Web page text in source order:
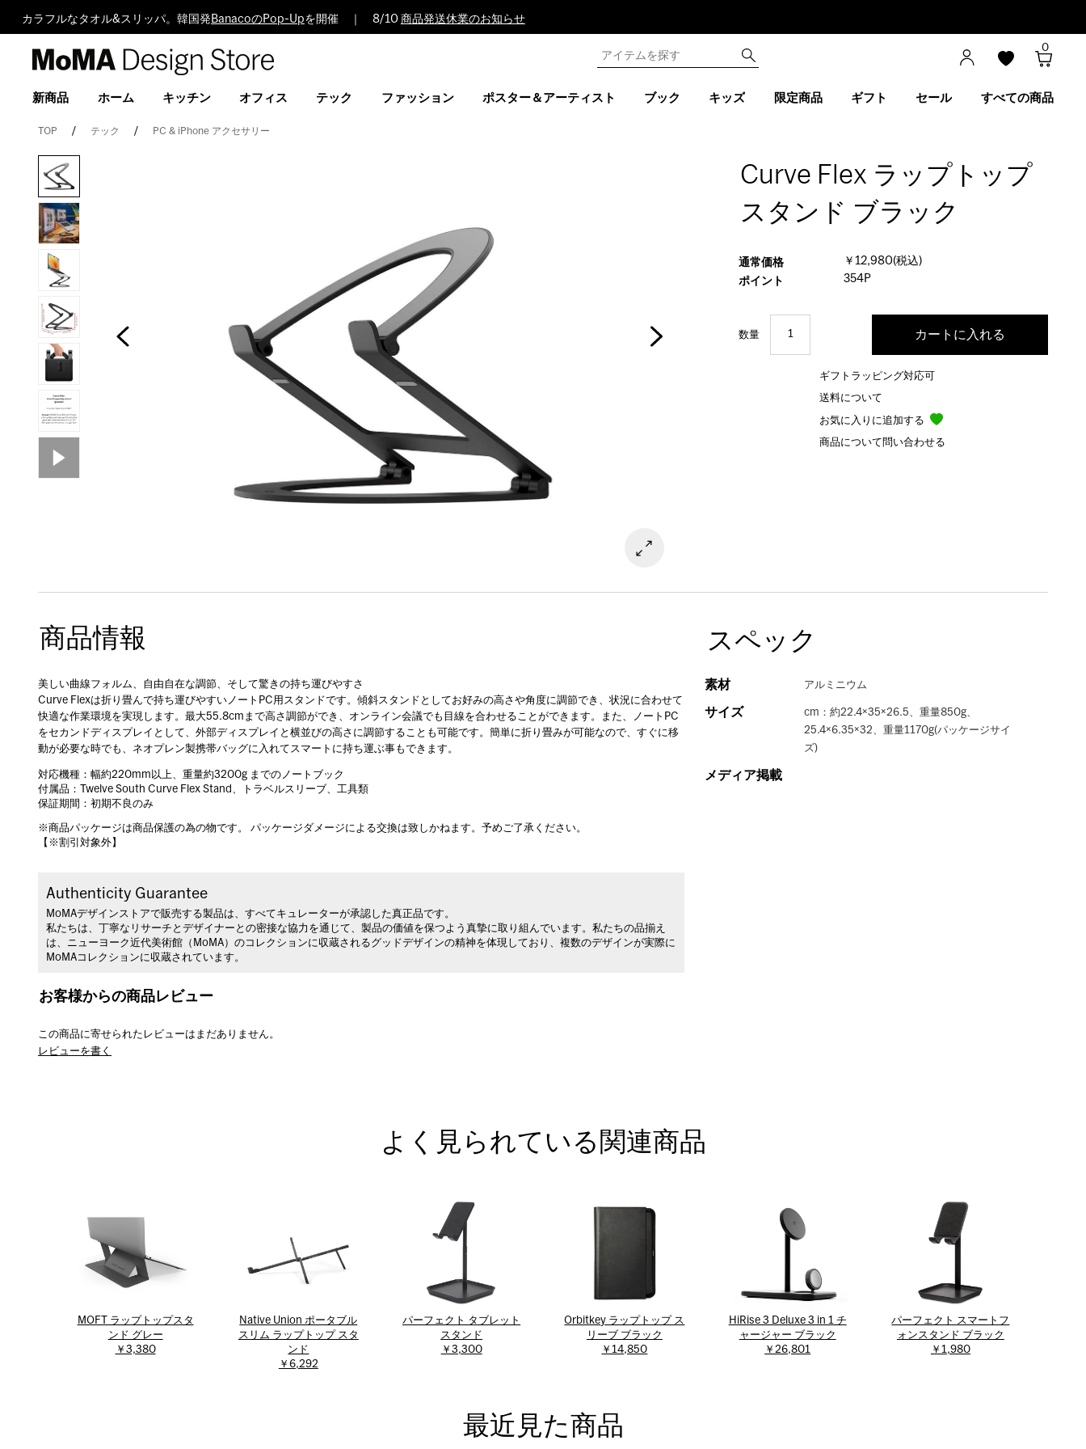
カラフルなタオル&スリッパ。韓国発 BanacoのPop-Upを開催 ｜ 8/10 商品発送休業のお知らせ
Design
0
新商品 ホーム キッチン オフィス テック ファッション ポスター＆アーティスト ブック キッズ 限定商品 ギフト セール すべての商品
TOP テック PC & iPhone アクセサリー
Curve Flex ラップトップ
スタンド ブラック
通常価格
￥12,980(税込)
ポイント
354P
数量
ギフトラッピング対応可
送料について
お気に入りに追加する
商品について問い合わせる
商品情報
美しい曲線フォルム、自由自在な調節、そして驚きの持ち運びやすさ
Curve Flexは折り畳んで持ち運びやすいノートPC用スタンドです。傾斜スタンドとしてお好みの高さや角度に調節でき、状況に合わせて
快適な作業環境を実現します。最大55.8cmまで高さ調節ができ、オンライン会議でも目線を合わせることができます。また、ノートPC
をセカンドディスプレイとして、外部ディスプレイと横並びの高さに調節することも可能です。簡単に折り畳みが可能なので、すぐに移
動が必要な時でも、ネオプレン製携帯バッグに入れてスマートに持ち運ぶ事もできます。
対応機種：幅約220mm以上、重量約3200g までのノートブック
付属品：Twelve South Curve Flex Stand、トラベルスリーブ、工具類
保証期間：初期不良のみ
※商品パッケージは商品保護の為の物です。 パッケージダメージによる交換は致しかねます。予めご了承ください。
【※割引対象外】
Authenticity Guarantee
MoMAデザインストアで販売する製品は、すべてキュレーターが承認した真正品です。
私たちは、丁寧なリサーチとデザイナーとの密接な協力を通じて、製品の価値を保つよう真摯に取り組んでいます。私たちの品揃え
は、ニューヨーク近代美術館（MoMA）のコレクションに収蔵されるグッドデザインの精神を体現しており、複数のデザインが実際に
MoMAコレクションに収蔵されています。
スペック
素材 アルミニウム
サイズ
cm：約22.4×35×26.5、重量850g、
25.4×6.35×32、重量1170g(パッケージサイ
ズ)
メディア掲載
お客様からの商品レビュー
この商品に寄せられたレビューはまだありません。
レビューを書く
よく見られている関連商品
MOFT ラップトップスタ
ンド グレー
￥3,380
Native Union ポータブル
スリム ラップトップ スタ
ンド
￥6,292
パーフェクト タブレット
スタンド
￥3,300
Orbitkey ラップトップ ス
リーブ ブラック
￥14,850
HiRise 3 Deluxe 3 in 1 チ
ャージャー ブラック
￥26,801
パーフェクト スマートフ
ォンスタンド ブラック
￥1,980
最近見た商品